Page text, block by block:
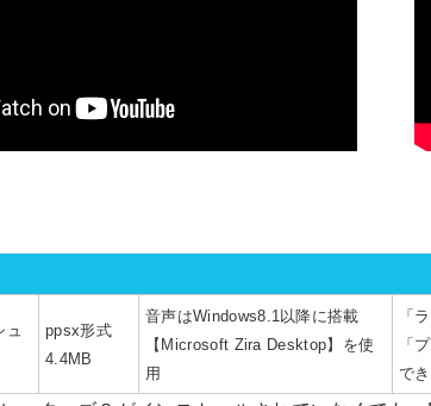
ュ
ppsx形式
4.4MB
音声はWindows8.1以降に搭載
【Microsoft Zira Desktop】を使
用
「
「
でき